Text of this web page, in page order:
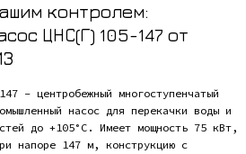
контролем:
ЦНС(Г) 105-147 от
- центробежный многоступенчатый
насос для перекачки воды и
до +105°С. Имеет мощность 75 кВт,
напоре 147 м, конструкцию с